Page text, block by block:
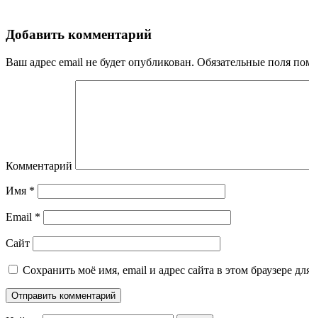
Добавить комментарий
Ваш адрес email не будет опубликован. Обязательные поля
Комментарий
Имя *
Email *
Сайт
Сохранить моё имя, email и адрес сайта в этом браузере